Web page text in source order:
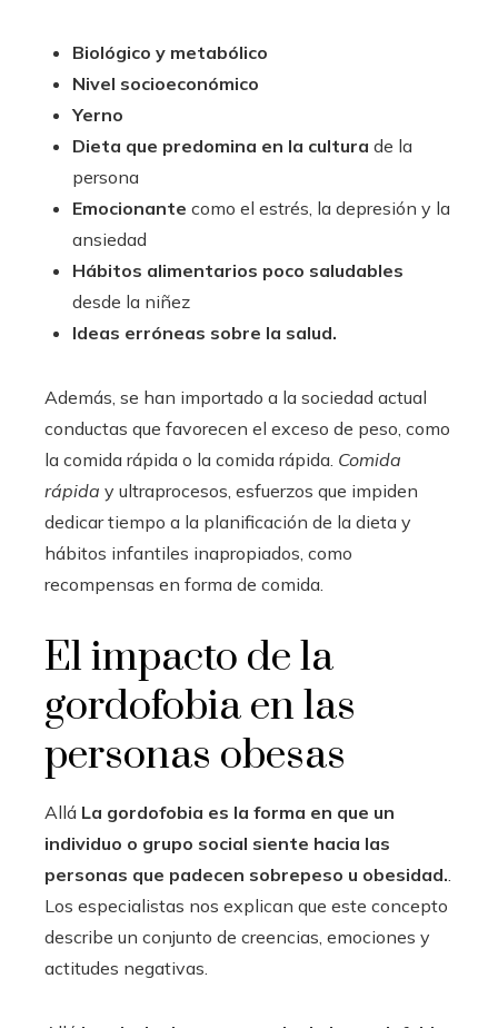
Biológico y metabólico
Nivel socioeconómico
Yerno
Dieta que predomina en la cultura de la
persona
Emocionante como el estrés, la depresión y la
ansiedad
Hábitos alimentarios poco saludables
desde la niñez
Ideas erróneas sobre la salud.
Además, se han importado a la sociedad actual
conductas que favorecen el exceso de peso, como
la comida rápida o la comida rápida. Comida
rápida y ultraprocesos, esfuerzos que impiden
dedicar tiempo a la planificación de la dieta y
hábitos infantiles inapropiados, como
recompensas en forma de comida.
El impacto de la
gordofobia en las
personas obesas
Allá La gordofobia es la forma en que un
individuo o grupo social siente hacia las
personas que padecen sobrepeso u obesidad.
Los especialistas nos explican que este concepto
describe un conjunto de creencias, emociones y
actitudes negativas.